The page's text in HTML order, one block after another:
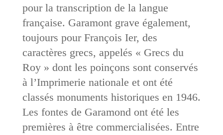
pour la transcription de la langue
française. Garamont grave également,
toujours pour François Ier, des
caractères grecs, appelés « Grecs du
Roy » dont les poinçons sont conservés
à l’Imprimerie nationale et ont été
classés monuments historiques en 1946.
Les fontes de Garamond ont été les
premières à être commercialisées. Entre